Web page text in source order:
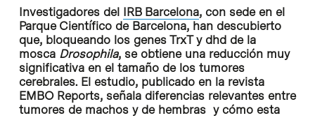
Investigadores del IRB Barcelona, con sede en el
Parque Científico de Barcelona, han descubierto
que, bloqueando los genes TrxT y dhd de la
moscaDrosophila, se obtiene una reducción muy
significativa en el tamaño de los tumores
cerebrales. El estudio, publicado en la revista
EMBO Reports, señala diferencias relevantes entre
tumores de machos y de hembras y cómo esta